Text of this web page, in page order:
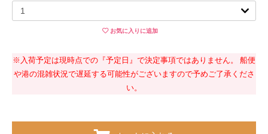
お気に入りに追加
※入荷予定は現時点での『予定日』で決定事項ではありません。 船便
や港の混雑状況で遅延する可能性がございますので予めご了承くださ
い。